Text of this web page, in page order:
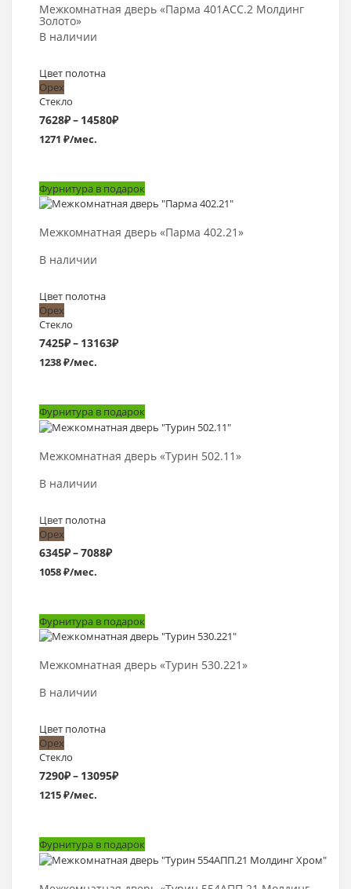
Межкомнатная дверь «Парма 401АСС.2 Молдинг
Золото»
В наличии
Цвет полотна
Орех
Стекло
7628₽– 14580₽Диапазон
–
14580₽
1271 ₽/мес.
Фурнитура в подарок
Межкомнатная дверь «Парма 402.21»
В наличии
Цвет полотна
Орех
Стекло
7425₽– 13163₽Диапазон
–
13163₽
1238 ₽/мес.
Выбрать >
Фурнитура в подарок
Межкомнатная дверь «Турин 502.11»
В наличии
Цвет полотна
Орех
6345₽–7088₽Диапазон
–
7088₽
1058 ₽/мес.
Выбрать >
Фурнитура в подарок
Межкомнатная дверь «Турин 530.221»
В наличии
Цвет полотна
Орех
Стекло
7290₽– 13095₽Диапазон
–
13095₽
1215 ₽/мес.
Выбрать >
Фурнитура в подарок
Выбрать >